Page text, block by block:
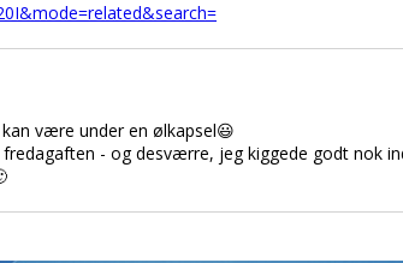
være under en ølkapsel😃
- og desværre, jeg kiggede godt nok